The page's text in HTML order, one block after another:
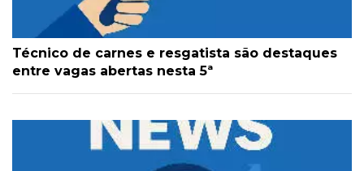
Técnico de carnes e resgatista são destaques
entre vagas abertas nesta 5ª